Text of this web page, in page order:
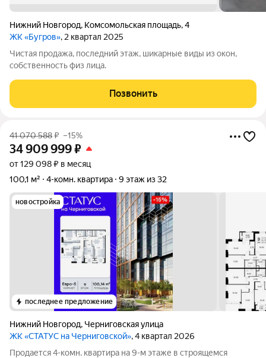
Нижний Новгород, Комсомольская площадь,4
ЖК «Бугров», 2 квартал 2025
Чистая продажа, последний этаж, шикарные виды из окон,
собственность физ лица.
Позвонить
41 070 588₽ –15%
34 909 999₽
от 129 098 ₽ в месяц
100,1 м²
4-комн. квартира 9 этаж из 32
новостройка
последнее предложение
Нижний Новгород, Черниговская улица
ЖК «СТАТУС на Черниговской», 4 квартал 2026
Продается 4-комн. квартира на 9-м этаже в строящемся